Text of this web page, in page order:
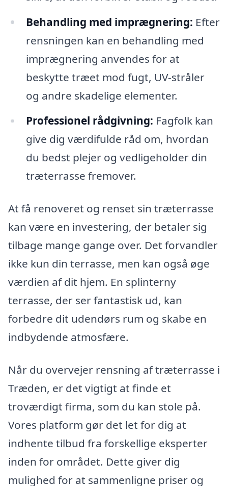
Behandling med imprægnering: Efter
rensningen kan en behandling med
imprægnering anvendes for at
beskytte træet mod fugt, UV-stråler
og andre skadelige elementer.
Professionel rådgivning: Fagfolk kan
give dig værdifulde råd om, hvordan
du bedst plejer og vedligeholder din
træterrasse fremover.
At få renoveret og renset sin træterrasse
kan være en investering, der betaler sig
tilbage mange gange over. Det forvandler
ikke kun din terrasse, men kan også øge
værdien af dit hjem. En splinterny
terrasse, der ser fantastisk ud, kan
forbedre dit udendørs rum og skabe en
indbydende atmosfære.
Når du overvejer rensning af træterrasse i
Træden, er det vigtigt at finde et
troværdigt firma, som du kan stole på.
Vores platform gør det let for dig at
indhente tilbud fra forskellige eksperter
inden for området. Dette giver dig
mulighed for at sammenligne priser og